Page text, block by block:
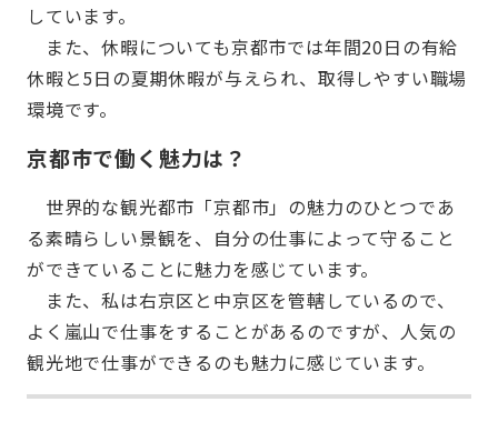
しています。
また、休暇についても京都市では年間20日の有給
休暇と5日の夏期休暇が与えられ、取得しやすい職場
環境です。
京都市で働く魅力は？
世界的な観光都市「京都市」の魅力のひとつであ
る素晴らしい景観を、自分の仕事によって守ること
ができていることに魅力を感じています。
また、私は右京区と中京区を管轄しているので、
よく嵐山で仕事をすることがあるのですが、人気の
観光地で仕事ができるのも魅力に感じています。